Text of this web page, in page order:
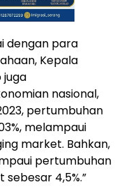
dengan para
Kepala
juga
nasional,
pertumbuhan
melampaui
market. Bahkan,
pertumbuhan
4,5%.”